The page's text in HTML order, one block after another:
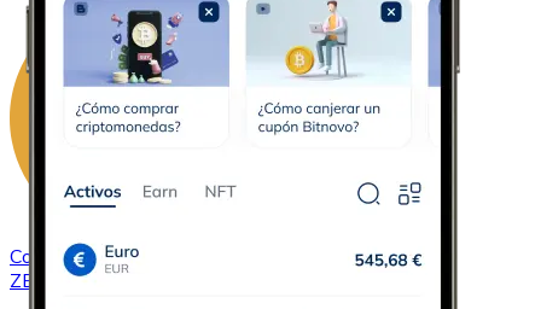
ComprarZCash
con transferencia bancaria
ZEC